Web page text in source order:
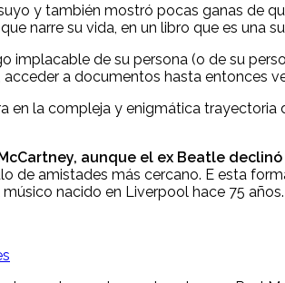
y también mostró pocas ganas de
narre su vida, en un libro que es una
de su persona (o de su
acceder a documentos hasta entonces
en la compleja y enigmática
aunque el ex Beatle
de amistades más cercano. E esta
nacido en Liverpool hace 75 años.